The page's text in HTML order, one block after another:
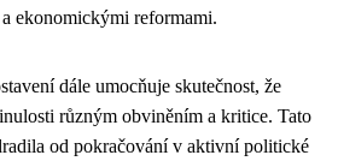
ekonomickými reformami.
dále umocňuje skutečnost, že
různým obviněním a kritice. Tato
od pokračování v aktivní politické